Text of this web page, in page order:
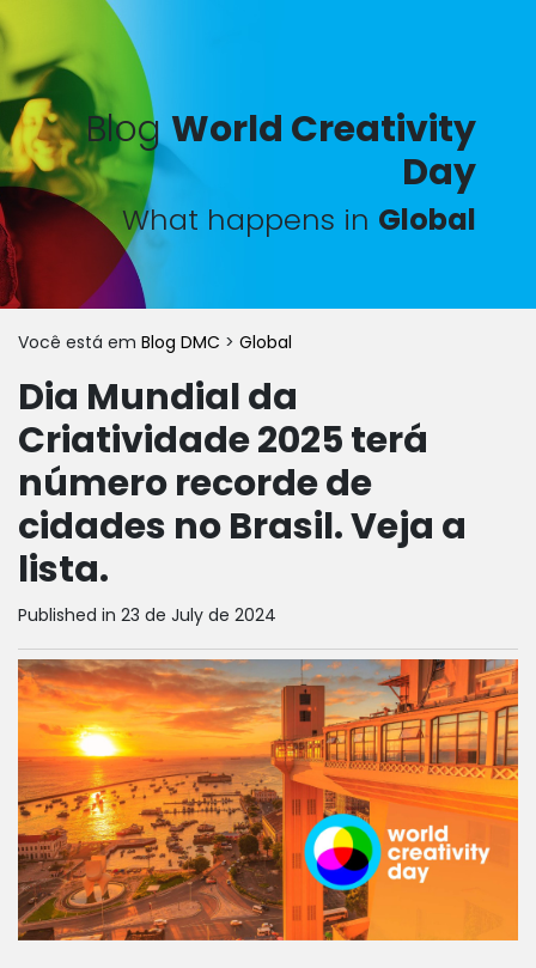
Blog World Creativity
Day
What happens in Global
Você está em Blog DMC > Global
Dia Mundial da
Criatividade 2025 terá
número recorde de
cidades no Brasil. Veja a
lista.
Published in 23 de July de 2024